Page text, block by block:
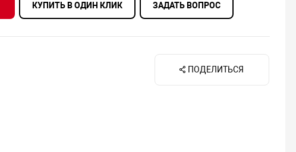
КУПИТЬ В ОДИН КЛИК ЗАДАТЬ ВОПРОС
ПОДЕЛИТЬСЯ